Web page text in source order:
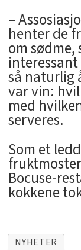
–
henter de
om sødme,
så naturlig
var vin:
med
serveres.
Som et
Bocuse-
kokkene
NYHETER